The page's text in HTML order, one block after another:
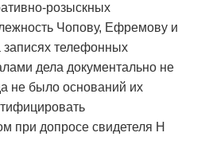
розыскных
Чопову, Ефремову и
телефонных
дела документально не
не было оснований их
при допросе свидетеля Н